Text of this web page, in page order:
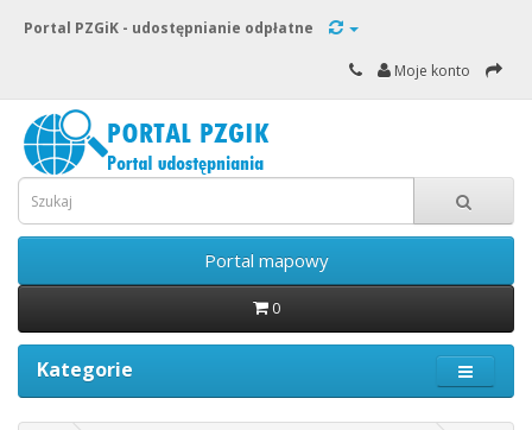
Portal PZGiK - udostępnianie odpłatne
Moje konto
Portal mapowy
0
Kategorie